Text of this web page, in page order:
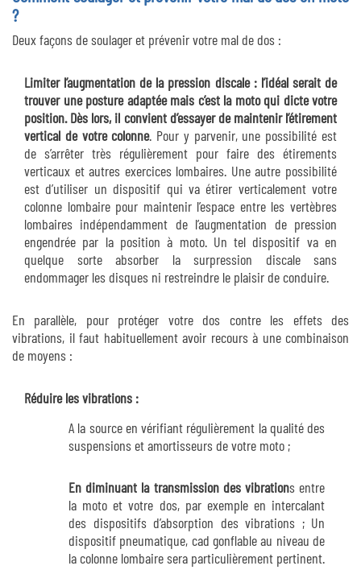
?
Deux façons de soulager et prévenir votre mal de dos :
Limiter l’augmentation de la pression discale : l’idéal serait de
trouver une posture adaptée mais c’est la moto qui dicte votre
position. Dès lors, il convient d’essayer de maintenir l’étirement
vertical de votre colonne. Pour y parvenir, une possibilité est
de s’arrêter très régulièrement pour faire des étirements
verticaux et autres exercices lombaires. Une autre possibilité
est d’utiliser un dispositif qui va étirer verticalement votre
colonne lombaire pour maintenir l’espace entre les vertèbres
lombaires indépendamment de l’augmentation de pression
engendrée par la position à moto. Un tel dispositif va en
quelque sorte absorber la surpression discale sans
endommager les disques ni restreindre le plaisir de conduire.
En parallèle, pour protéger votre dos contre les effets des
vibrations, il faut habituellement avoir recours à une combinaison
de moyens :
Réduire les vibrations :
A la source en vérifiant régulièrement la qualité des
suspensions et amortisseurs de votre moto ;
En diminuant la transmission des vibrations entre
la moto et votre dos, par exemple en intercalant
des dispositifs d’absorption des vibrations ; Un
dispositif pneumatique, cad gonflable au niveau de
la colonne lombaire sera particulièrement pertinent.